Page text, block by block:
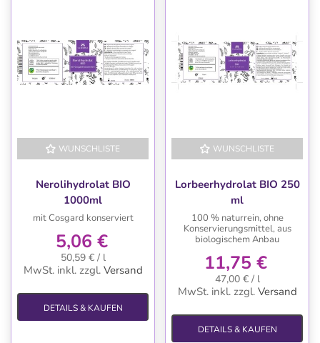
WUNSCHLISTE
Nerolihydrolat BIO
1000ml
mit Cosgard konserviert
5,06 €
50,59 € / l
MwSt. inkl. zzgl. Versand
DETAILS & KAUFEN
WUNSCHLISTE
Lorbeerhydrolat BIO 250
ml
100 % naturrein, ohne
Konservierungsmittel, aus
biologischem Anbau
11,75 €
47,00 € / l
MwSt. inkl. zzgl. Versand
DETAILS & KAUFEN